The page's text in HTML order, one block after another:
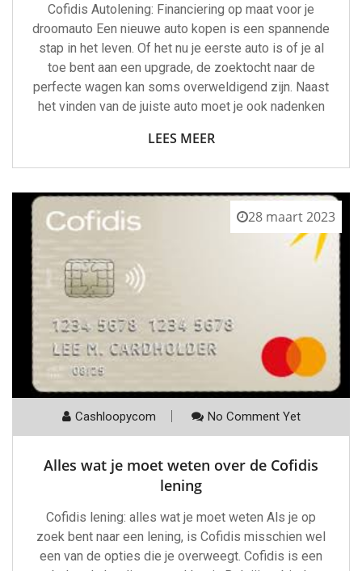
Cofidis Autolening: Financiering op maat voor je
droomauto Een nieuwe auto kopen is een spannende
stap in het leven. Of het nu je eerste auto is of je al
toe bent aan een upgrade, de zoektocht naar de
perfecte wagen kan soms overweldigend zijn. Naast
het vinden van de juiste auto moet je ook nadenken
LEES MEER
28 maart 2023
Cashloopycom No Comment Yet
Alles wat je moet weten over de Cofidis
lening
Cofidis lening: alles wat je moet weten Als je op
zoek bent naar een lening, is Cofidis misschien wel
een van de opties die je overweegt. Cofidis is een